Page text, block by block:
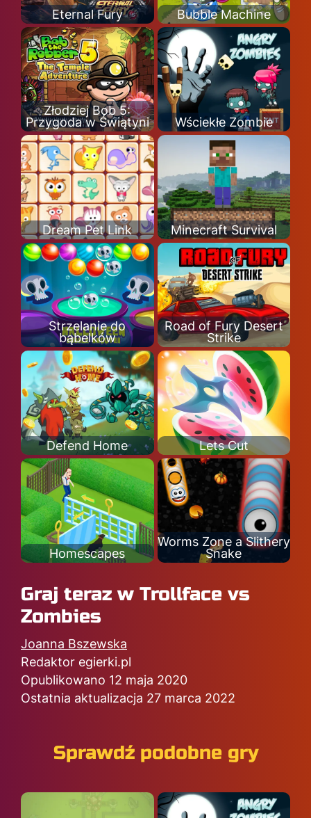
Eternal Fury Bubble Machine
Złodziej Bob 5:
Przygoda w Świątyni
Wściekłe Zombie
Dream Pet Link Minecraft Survival
Strzelanie do
bąbelków
Road of Fury Desert
Strike
Defend Home Lets Cut
Homescapes
Worms Zone a Slithery
Snake
Graj teraz w Trollface vs
Zombies
Joanna Bszewska
Redaktor egierki.pl
Opublikowano 12 maja 2020
Ostatnia aktualizacja 27 marca 2022
Sprawdź podobne gry